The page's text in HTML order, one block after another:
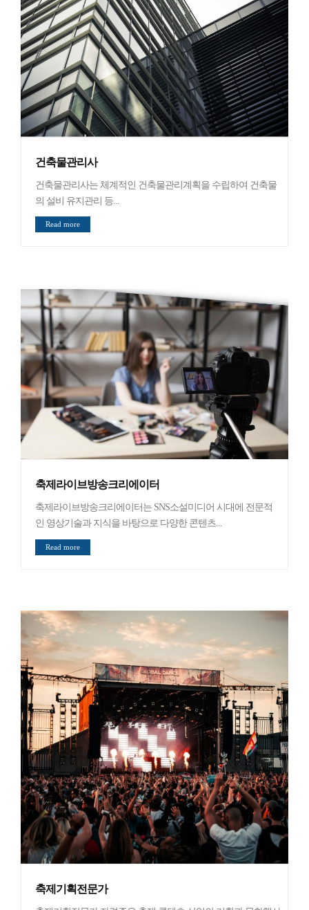
건축물관리사
건축물관리사는 체계적인 건축물관리계획을 수립하여 건축물
의 설비 유지관리 등...
Read more
축제라이브방송크리에이터
축제라이브방송크리에이터는 SNS소설미디어 시대에 전문적
인 영상기술과 지식을 바탕으로 다양한 콘텐츠...
Read more
축제기획전문가